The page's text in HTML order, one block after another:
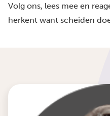
Volg ons, lees mee en
herkent want scheiden